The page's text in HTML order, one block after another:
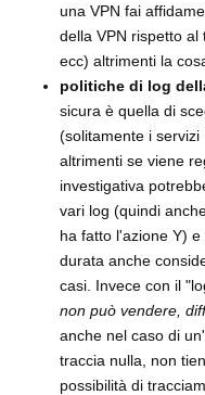
una VPN fai
della VPN rispetto al
ecc) altrimenti la
politiche di log
sicura è quella di
(solitamente i
altrimenti se viene
investigativa
vari log (quindi
ha fatto l'azione Y)
durata anche
casi. Invece con il
non può vendere,
anche nel caso di
traccia nulla, non
possibilità di